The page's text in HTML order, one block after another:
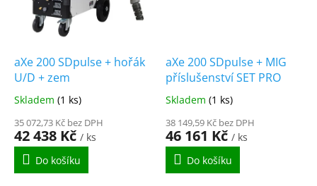
aXe 200 SDpulse + hořák
U/D + zem
Skladem (1 ks)
35 072,73 Kč bez DPH
42 438 Kč / ks
Do košíku
aXe 200 SDpulse + MIG
příslušenství SET PRO
Skladem (1 ks)
38 149,59 Kč bez DPH
46 161 Kč / ks
Do košíku